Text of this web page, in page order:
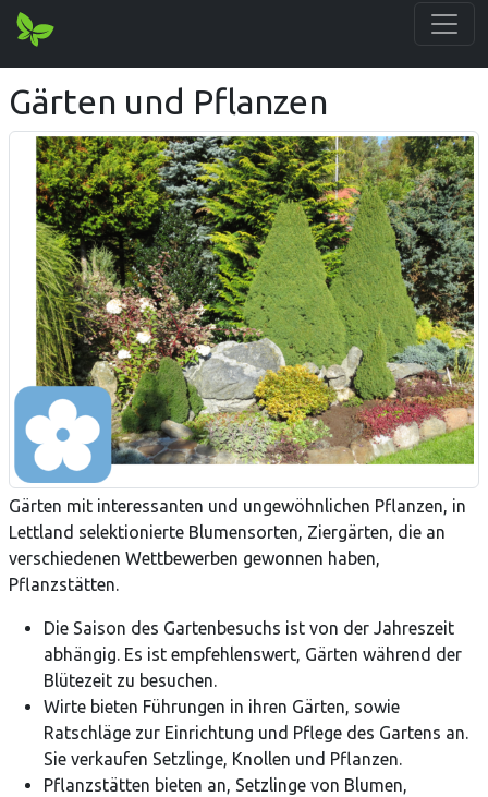
Gärten und Pflanzen
Gärten mit interessanten und ungewöhnlichen Pflanzen, in
Lettland selektionierte Blumensorten, Ziergärten, die an
verschiedenen Wettbewerben gewonnen haben,
Pflanzstätten.
Die Saison des Gartenbesuchs ist von der Jahreszeit
abhängig. Es ist empfehlenswert, Gärten während der
Blütezeit zu besuchen.
Wirte bieten Führungen in ihren Gärten, sowie
Ratschläge zur Einrichtung und Pflege des Gartens an.
Sie verkaufen Setzlinge, Knollen und Pflanzen.
Pflanzstätten bieten an, Setzlinge von Blumen,